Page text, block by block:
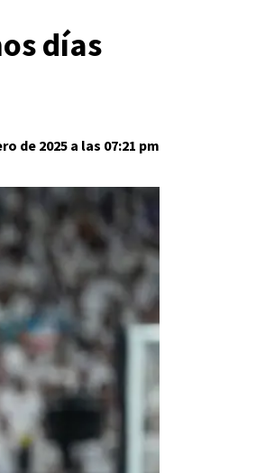
días
de 2025 a las 07:21 pm